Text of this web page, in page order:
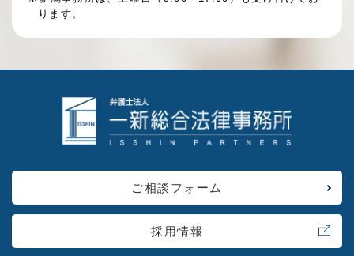
ります。
ご相談フォーム
採用情報